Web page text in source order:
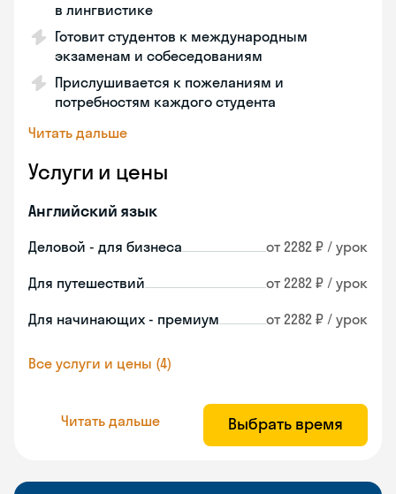
в лингвистике
Готовит студентов к международным
экзаменам и собеседованиям
Прислушивается к пожеланиям и
потребностям каждого студента
Читать дальше
Услуги и цены
Английский язык
Деловой - для бизнеса от 2282 ₽ / урок
Для путешествий от 2282 ₽ / урок
Для начинающих - премиум от 2282 ₽ / урок
Все услуги и цены (4)
Читать дальше Выбрать время